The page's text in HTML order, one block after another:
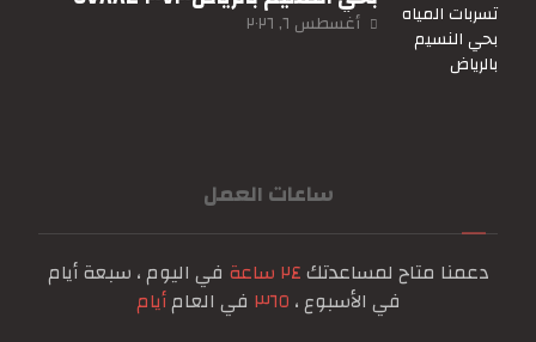
أغسطس ٦, ٢٠٢٦
ساعات العمل
دعمنا متاح لمساعدتك٢٤ ساعة
في اليوم ، سبعة أيام
في الأسبوع ، ٣٦٥ في العامأيام